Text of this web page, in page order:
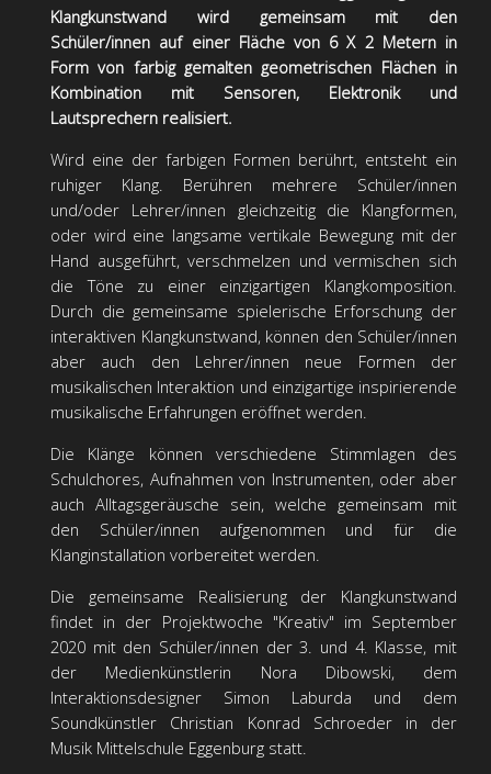
Klangkunstwand wird gemeinsam mit den
Schüler/innen auf einer Fläche von 6 X 2 Metern in
Form von farbig gemalten geometrischen Flächen in
Kombination mit Sensoren, Elektronik und
Lautsprechern realisiert.
Wird eine der farbigen Formen berührt, entsteht ein
ruhiger Klang. Berühren mehrere Schüler/innen
und/oder Lehrer/innen gleichzeitig die Klangformen,
oder wird eine langsame vertikale Bewegung mit der
Hand ausgeführt, verschmelzen und vermischen sich
die Töne zu einer einzigartigen Klangkomposition.
Durch die gemeinsame spielerische Erforschung der
interaktiven Klangkunstwand, können den Schüler/innen
aber auch den Lehrer/innen neue Formen der
musikalischen Interaktion und einzigartige inspirierende
musikalische Erfahrungen eröffnet werden.
Die Klänge können verschiedene Stimmlagen des
Schulchores, Aufnahmen von Instrumenten, oder aber
auch Alltagsgeräusche sein, welche gemeinsam mit
den Schüler/innen aufgenommen und für die
Klanginstallation vorbereitet werden.
Die gemeinsame Realisierung der Klangkunstwand
findet in der Projektwoche "Kreativ" im September
2020 mit den Schüler/innen der 3. und 4. Klasse, mit
der Medienkünstlerin Nora Dibowski, dem
Interaktionsdesigner Simon Laburda und dem
Soundkünstler Christian Konrad Schroeder in der
Musik Mittelschule Eggenburg statt.